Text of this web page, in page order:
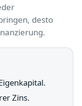
desto
Zins.